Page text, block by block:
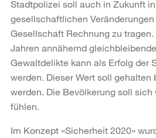
Stadtpolizei soll auch in Zukunft
gesellschaftlichen
Gesellschaft Rechnung zu
Jahren annähernd
Gewaltdelikte kann als Erfolg der
werden. Dieser Wert soll gehalten
werden. Die Bevölkerung soll
fühlen.
Im Konzept «Sicherheit 2020»